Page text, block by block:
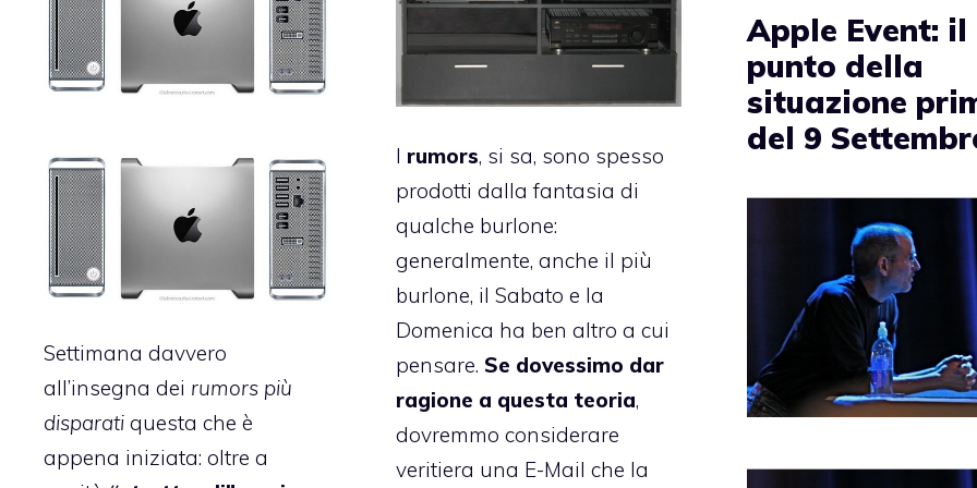
I rumors, si sa, sono spesso
prodotti dalla fantasia di
qualche burlone:
generalmente, anche il più
burlone, il Sabato e la
Domenica ha ben altro a cui
pensare. Se dovessimo dar
ragione a questa teoria,
dovremmo considerare
veritiera una E-Mail che la
Settimana davvero
all’insegna dei rumors più
disparati questa che è
appena iniziata: oltre a
Apple Event: il
punto della
situazione
del 9